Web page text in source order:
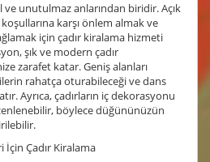
ve unutulmaz anlarından biridir. Açık
karşı önlem almak ve
için çadır kiralama hizmeti
şık ve modern çadır
zarafet katar. Geniş alanları
rahatça oturabileceği ve dans
Ayrıca, çadırların iç dekorasyonu
böylece düğününüzün
Çadır Kiralama